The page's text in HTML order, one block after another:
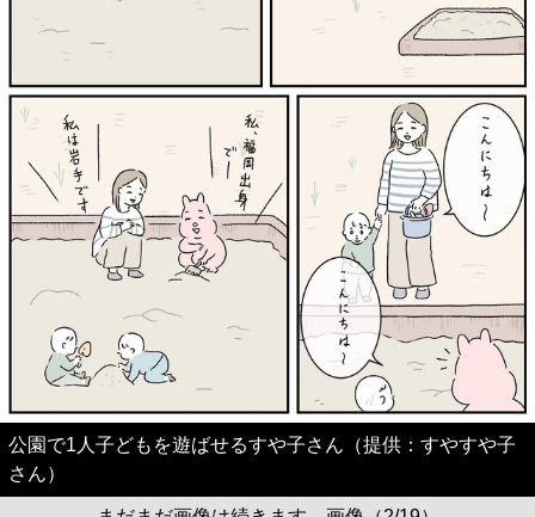
公園で1人子どもを遊ばせるすや子さん（提供：すやすや子
さん）